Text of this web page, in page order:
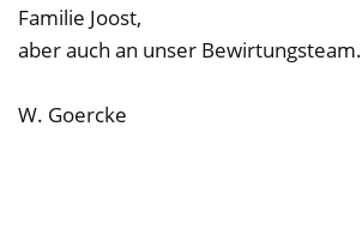
Familie Joost,
aber auch an unser Bewirtungsteam.
W. Goercke